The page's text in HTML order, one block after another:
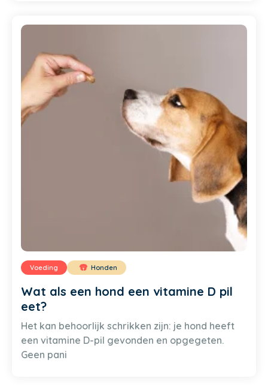
Voeding Honden
Wat als een hond een vitamine D pil
eet?
Het kan behoorlijk schrikken zijn: je hond heeft
een vitamine D-pil gevonden en opgegeten.
Geen pani